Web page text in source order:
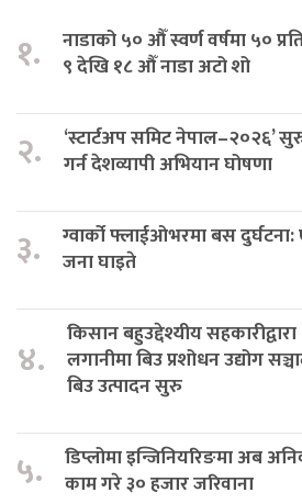
१.
नाडाको ५० औँ स्वर्ण वर्षमा ५०
९ देखि १८ औँ नाडा अटो शो
२.
‘स्टार्टअप समिट नेपाल–२०२६’
गर्न देशव्यापी अभियान घोषणा
३.
ग्वार्को फ्लाईओभरमा बस
जना घाइते
४.
किसान बहुउद्देश्यीय
लगानीमा बिउ प्रशोधन उद्योग
बिउ उत्पादन सुरु
५.
डिप्लोमा इन्जिनियरिङमा अब
काम गरे ३० हजार जरिवाना